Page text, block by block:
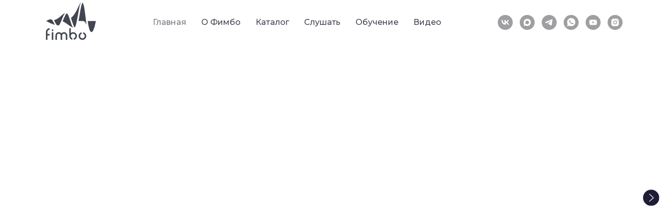
Главная О Фимбо Каталог Слушать Обучение Видео